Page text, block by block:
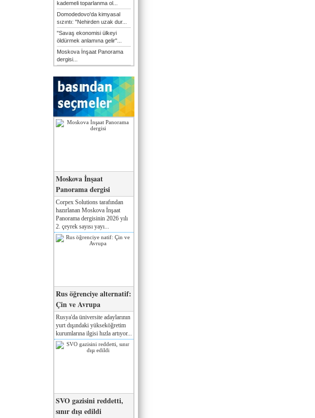
kademeli toparlanma ol...
Domodedovo'da kimyasal
sızıntı: "Nehirden uzak dur...
"Savaş ekonomisi ülkeyi
öldürmek anlamına gelir"...
Moskova İnşaat Panorama
dergisi...
Moskova İnşaat
Panorama dergisi
Corpex Solutions tarafından
hazırlanan Moskova İnşaat
Panorama dergisinin 2026 yılı
2. çeyrek sayısı yayı...
Rus öğrenciye alternatif:
Çin ve Avrupa
Rusya'da üniversite adaylarının
yurt dışındaki yükseköğretim
kurumlarına ilgisi hızla artıyor...
SVO gazisini reddetti,
sınır dışı edildi